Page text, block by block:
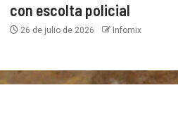
con escolta policial
26 de julio de 2026 Infomix